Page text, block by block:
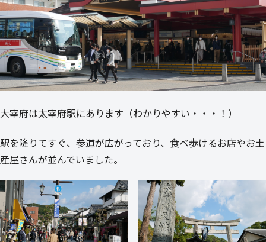
大宰府は太宰府駅にあります（わかりやすい・・・！）
駅を降りてすぐ、参道が広がっており、食べ歩けるお店やお土
産屋さんが並んでいました。